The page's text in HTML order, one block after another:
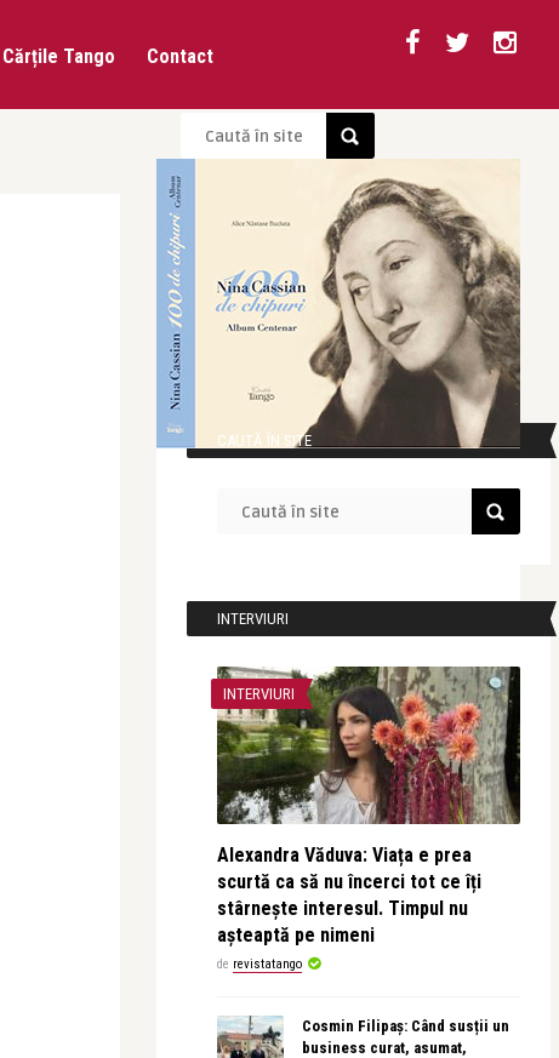
Cărțile Tango Contact
CAUTĂ ÎN SITE
INTERVIURI
INTERVIURI
Alexandra Văduva: Viața e prea
scurtă ca să nu încerci tot ce îți
stârnește interesul. Timpul nu
așteaptă pe nimeni
de revistatango
Cosmin Filipaș: Când susții un
business curat, asumat,